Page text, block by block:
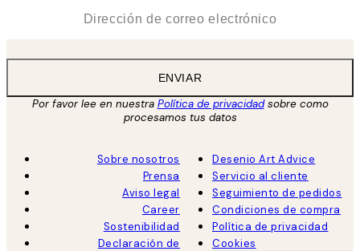
ENVIAR
Por favor lee en nuestra Política de privacidadsobre como
procesamos tus datos
Sobre nosotros
Prensa
Aviso legal
Career
Sostenibilidad
Declaración de
Desenio Art Advice
Servicio al cliente
Seguimiento de pedidos
Condiciones de compra
Política de privacidad
Cookies